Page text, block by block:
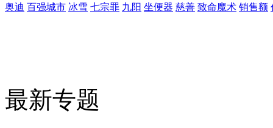
奥迪 百强城市 冰雪 七宗罪 九阳 坐便器 慈善 致命魔术 销售额
最新专题